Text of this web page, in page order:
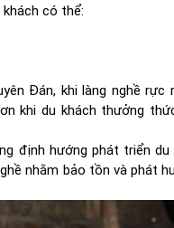
có thể:
Đán, khi làng nghề rực
khi du khách thưởng
định hướng phát triển du
nhằm bảo tồn và phát